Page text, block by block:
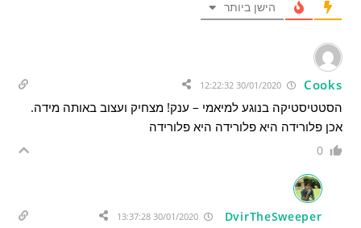
הישן ביותר
Cooks
הסטטיסטיקה בנוגע למיאמי – ענק! מצחיק ועצוב באותה מידה.
אכן פלורידה היא פלורידה היא פלורידה
0
DvirTheSweeper
30/01/2020 13:37:28